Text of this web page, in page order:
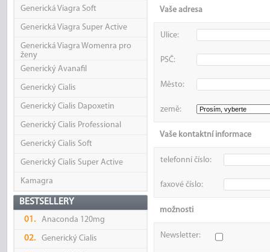
Generická Viagra Soft
Generická Viagra Super Active
Generická Viagra Womenra pro
ženy
Generický Avanafil
Generický Cialis
Generický Cialis Dapoxetin
Generický Cialis Professional
Generický Cialis Soft
Generický Cialis Super Active
Kamagra
BESTSELLERY
01. Anaconda 120mg
02. Generický Cialis
Vaše adresa
Ulice:
PSČ:
Město:
země:
Vaše kontaktní informace
telefonní číslo:
faxové číslo:
možnosti
Newsletter: